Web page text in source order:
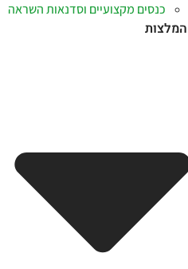
כנסים מקצועיים וסדנאות השראה
המלצות